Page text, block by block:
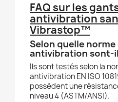
FAQ sur les
antivibration
Vibrastop™
Selon quelle
antivibration sont-
Ils sont testés selon la
antivibration EN ISO
possèdent une
niveau 4 (ASTM/ANSI).